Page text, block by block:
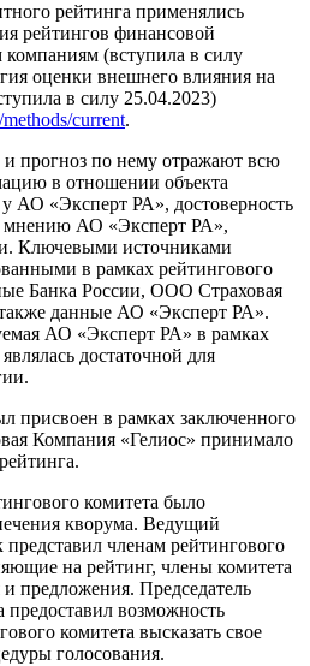
рейтинга применялись
рейтингов финансовой
(вступила в силу
оценки внешнего влияния на
в силу 25.04.2023)
current.
прогноз по нему отражают всю
в отношении объекта
АО «Эксперт РА», достоверность
мнению АО «Эксперт РА»,
Ключевыми источниками
в рамках рейтингового
Банка России, ООО Страховая
данные АО «Эксперт РА».
АО «Эксперт РА» в рамках
достаточной для
присвоен в рамках заключенного
Компания «Гелиос» принимало
комитета было
кворума. Ведущий
членам рейтингового
на рейтинг, члены комитета
предложения. Председатель
предоставил возможность
комитета высказать свое
голосования.